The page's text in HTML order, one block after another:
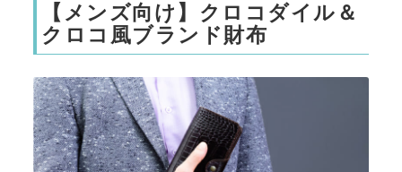
【メンズ向け】クロコダイル＆
クロコ風ブランド財布